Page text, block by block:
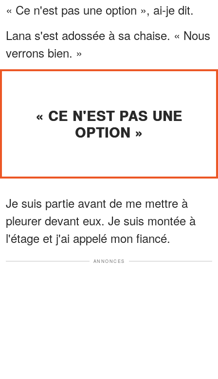
« Ce n'est pas une option », ai-je dit.
Lana s'est adossée à sa chaise. « Nous
verrons bien. »
« CE N'EST PAS UNE
OPTION »
Je suis partie avant de me mettre à
pleurer devant eux. Je suis montée à
l'étage et j'ai appelé mon fiancé.
ANNONCES